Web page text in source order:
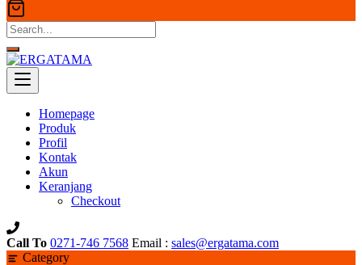
Homepage
Produk
Profil
Kontak
Akun
Keranjang
Checkout
Call To 0271-746 7568 Email : sales@ergatama.com
Category